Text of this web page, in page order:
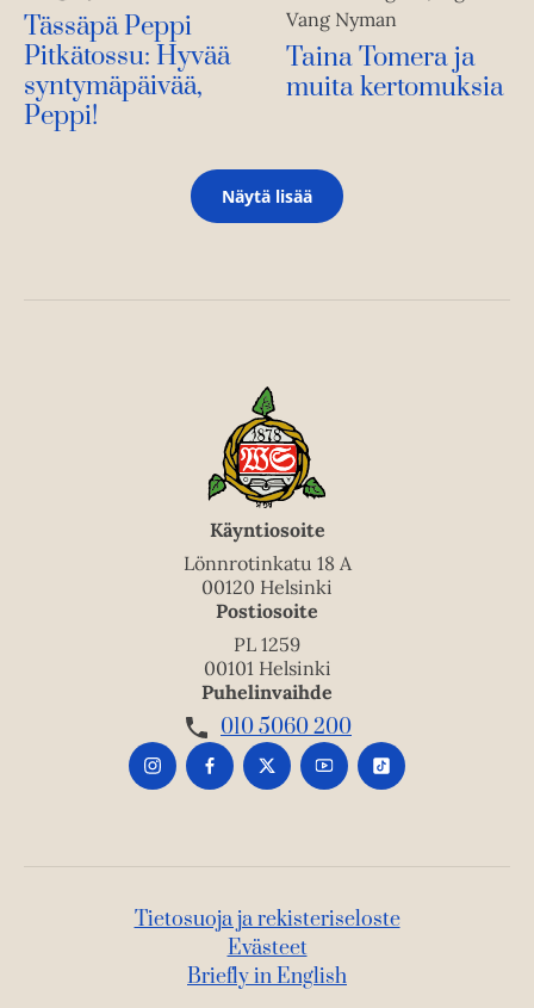
Tässäpä Peppi
Pitkätossu: Hyvää
syntymäpäivää,
Peppi!
Vang Nyman
Taina Tomera ja
muita kertomuksia
Näytä lisää
Käyntiosoite
Lönnrotinkatu 18 A
00120 Helsinki
Postiosoite
PL 1259
00101 Helsinki
Puhelinvaihde
010 5060 200
Tietosuoja ja rekisteriseloste
Evästeet
Briefly in English